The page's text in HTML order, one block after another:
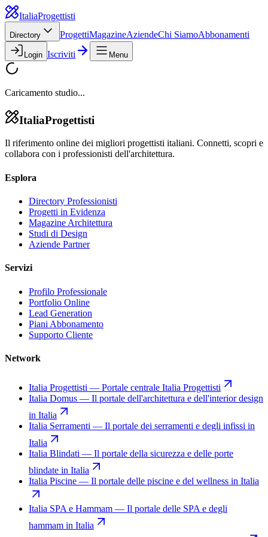
ItaliaProgettisti
Directory ProgettiMagazineAziendeChi SiamoAbbonamenti
Login Iscriviti Menu
Caricamento studio...
ItaliaProgettisti
Il riferimento online dei migliori progettisti italiani. Connetti, scopri e
collabora con i professionisti dell'architettura.
Esplora
Directory Professionisti
Progetti in Evidenza
Magazine Architettura
Studi di Design
Aziende Partner
Servizi
Profilo Professionale
Portfolio Online
Lead Generation
Piani Abbonamento
Supporto Cliente
Network
Italia Progettisti — Portale centrale Italia Progettisti
Italia Domus — Il portale dell'architettura e dell'interior design
in Italia
Italia Serramenti — Il portale dei serramenti e degli infissi in
Italia
Italia Blindati — Il portale della sicurezza e delle porte
blindate in Italia
Italia Piscine — Il portale delle piscine e del wellness in Italia
Italia SPA e Hammam — Il portale delle SPA e degli
hammam in Italia